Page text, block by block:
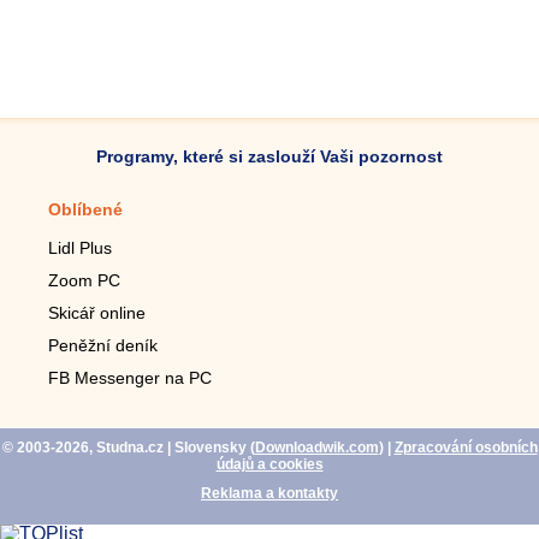
Programy, které si zaslouží Vaši pozornost
Oblíbené
Lidl Plus
Zoom PC
Skicář online
Peněžní deník
FB Messenger na PC
© 2003-2026, Studna.cz| Slovensky (Downloadwik.com)| Zpracování osobních
údajů a cookies
Reklama a kontakty